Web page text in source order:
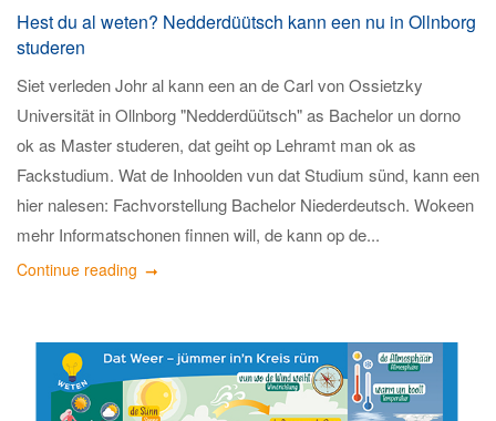
Hest du al weten? Nedderdüütsch kann een nu in Ollnborg
studeren
Siet verleden Johr al kann een an de Carl von Ossietzky
Universität in Ollnborg "Nedderdüütsch" as Bachelor un dorno
ok as Master studeren, dat geiht op Lehramt man ok as
Fackstudium. Wat de Inhoolden vun dat Studium sünd, kann een
hier nalesen: Fachvorstellung Bachelor Niederdeutsch. Wokeen
mehr Informatschonen finnen will, de kann op de...
Continue reading